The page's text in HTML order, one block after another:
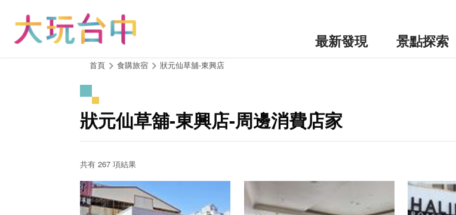
最新發現 景點探索
首頁 食購旅宿 狀元仙草舖-東興店
狀元仙草舖-東興店-周邊消費店家
共有 267 項結果